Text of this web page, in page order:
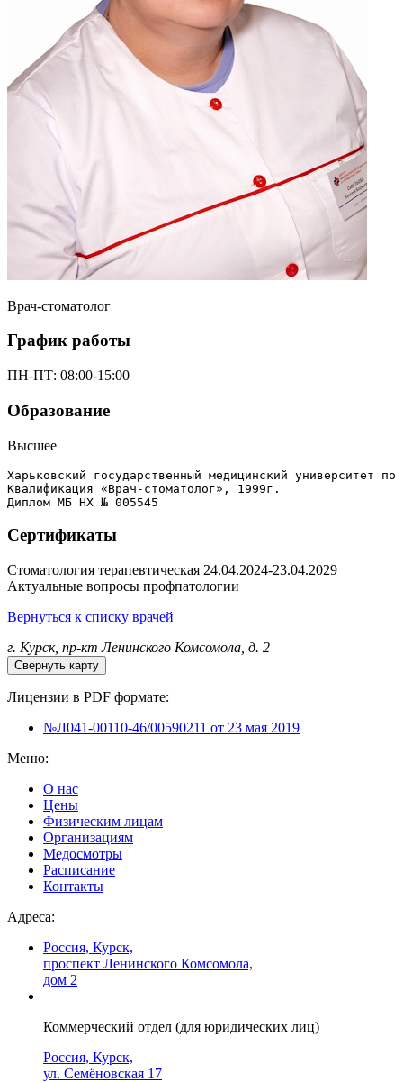
Врач-стоматолог
График работы
ПН-ПТ: 08:00-15:00
Образование
Высшее
Харьковский государственный медицинский университет
Квалификация «Врач-стоматолог», 1999г.
Диплом МБ НХ № 005545
Сертификаты
Стоматология терапевтическая 24.04.2024-23.04.2029
Актуальные вопросы профпатологии
Вернуться к списку врачей
г. Курск, пр-кт Ленинского Комсомола, д. 2
Свернуть карту
Лицензии в PDF формате:
№Л041-00110-46/00590211 от 23 мая 2019
Меню:
О нас
Цены
Физическим лицам
Организациям
Медосмотры
Расписание
Контакты
Адреса:
Россия, Курск,
проспект Ленинского Комсомола,
дом 2
Коммерческий отдел (для юридических лиц)
Россия, Курск,
ул. Семёновская 17